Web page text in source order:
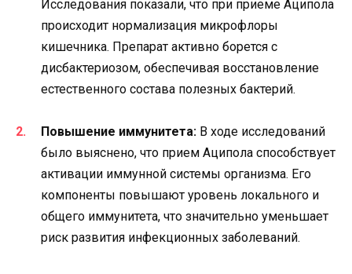
Исследования показали, что при приеме Аципола
происходит нормализация микрофлоры
кишечника. Препарат активно борется с
дисбактериозом, обеспечивая восстановление
естественного состава полезных бактерий.
Повышение иммунитета: В ходе исследований
было выяснено, что прием Аципола способствует
активации иммунной системы организма. Его
компоненты повышают уровень локального и
общего иммунитета, что значительно уменьшает
риск развития инфекционных заболеваний.